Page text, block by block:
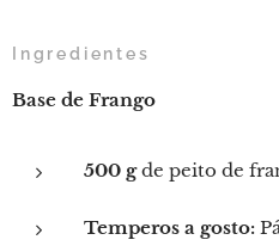
Ingredientes
Base de Frango
500 gde peito de
Temperos a gosto: